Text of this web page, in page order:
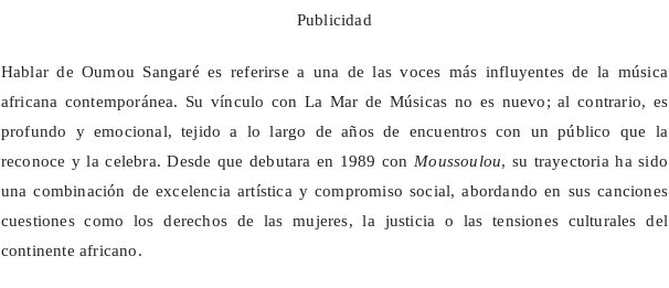
Publicidad
Hablar de Oumou Sangaré es referirse a una de las voces más influyentes de la música
africana contemporánea. Su vínculo con La Mar de Músicas no es nuevo; al contrario, es
profundo y emocional, tejido a lo largo de años de encuentros con un público que la
reconoce y la celebra. Desde que debutara en 1989 conMoussoulou, su trayectoria ha sido
una combinación de excelencia artística y compromiso social, abordando en sus canciones
cuestiones como los derechos de las mujeres, la justicia o las tensiones culturales del
continente africano.